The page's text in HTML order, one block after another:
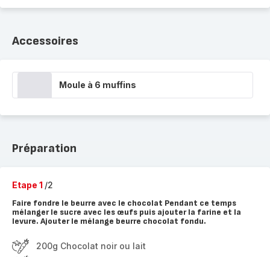
Accessoires
Moule à 6 muffins
Préparation
Etape 1 /2
Faire fondre le beurre avec le chocolat Pendant ce temps
mélanger le sucre avec les œufs puis ajouter la farine et la
levure. Ajouter le mélange beurre chocolat fondu.
200g Chocolat noir ou lait